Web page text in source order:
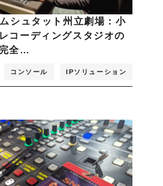
シュタット州立劇場：小
コーディングスタジオの
全…
コンソール IPソリューション